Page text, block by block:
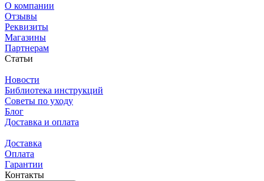
О компании
Отзывы
Реквизиты
Магазины
Партнерам
Статьи
Новости
Библиотека инструкций
Советы по уходу
Блог
Доставка и оплата
Доставка
Оплата
Гарантии
Контакты